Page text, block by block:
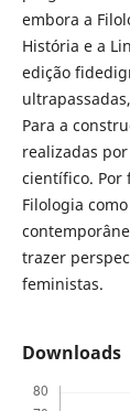
embora a
História e a
edição
Para a
realizadas
científico. Por
Filologia
trazer
feministas.
Downloads